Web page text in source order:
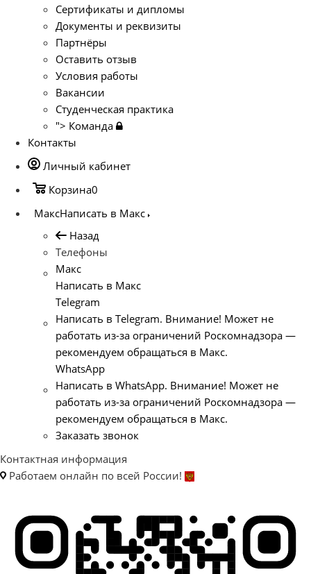
Сертификаты и дипломы
Документы и реквизиты
Партнёры
Оставить отзыв
Условия работы
Вакансии
Студенческая практика
"> Команда
Контакты
Личный кабинет
Корзина0
МаксНаписать в Макс
Назад
Телефоны
Макс
Написать в Макс
Telegram
Написать в Telegram. Внимание! Может не
работать из-за ограничений Роскомнадзора —
рекомендуем обращаться в Макс.
WhatsApp
Написать в WhatsApp. Внимание! Может не
работать из-за ограничений Роскомнадзора —
рекомендуем обращаться в Макс.
Заказать звонок
Контактная информация
Работаем онлайн по всей России!